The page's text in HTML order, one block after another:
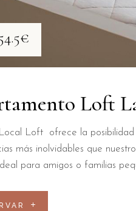
Loft
Loft ofrece la posibilidad
más inolvidables que
para amigos o familias